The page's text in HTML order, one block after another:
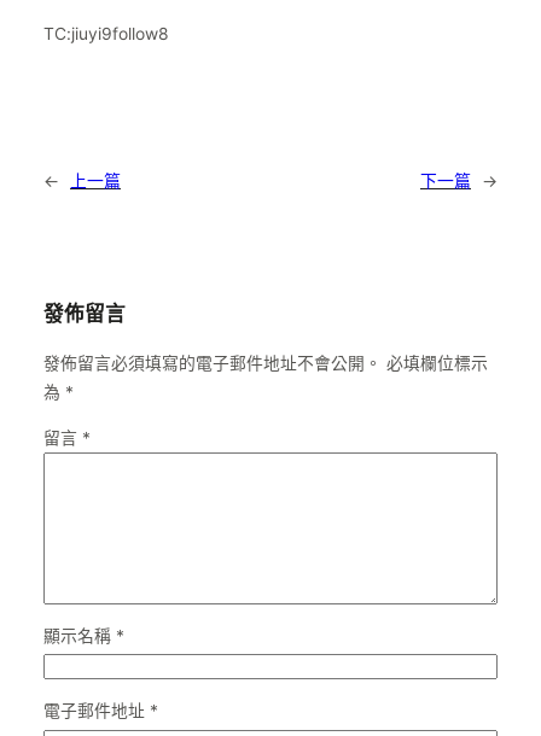
TC:jiuyi9follow8
← 上一篇 下一篇 →
發佈留言
發佈留言必須填寫的電子郵件地址不會公開。 必填欄位標示
為 *
留言 *
顯示名稱 *
電子郵件地址 *